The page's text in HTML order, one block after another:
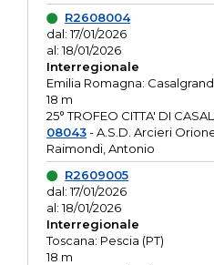
R2608004
dal: 17/01/2026
al: 18/01/2026
Interregionale
Emilia Romagna:
18 m
25° TROFEO CITTA' DI
08043- A.S.D. Arcieri
Raimondi, Antonio
R2609005
dal: 17/01/2026
al: 18/01/2026
Interregionale
Toscana: Pescia (PT)
18 m